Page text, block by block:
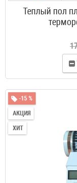
Теплый пол
-15 %
АКЦИЯ
ХИТ